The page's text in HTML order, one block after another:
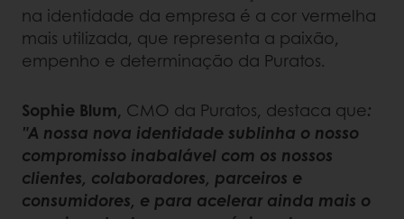
na identidade da empresa é a cor vermelha
mais utilizada, que representa a paixão,
empenho e determinação da Puratos.
Sophie Blum, CMO da Puratos, destaca que:
"A nossa nova identidade sublinha o nosso
compromisso inabalável com os nossos
clientes, colaboradores, parceiros e
consumidores, e para acelerar ainda mais o